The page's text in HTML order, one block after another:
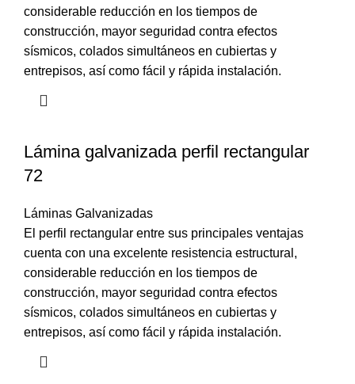
considerable reducción en los tiempos de
construcción, mayor seguridad contra efectos
sísmicos, colados simultáneos en cubiertas y
entrepisos, así como fácil y rápida instalación.
Lámina galvanizada perfil rectangular
72
Láminas Galvanizadas
El perfil rectangular entre sus principales ventajas
cuenta con una excelente resistencia estructural,
considerable reducción en los tiempos de
construcción, mayor seguridad contra efectos
sísmicos, colados simultáneos en cubiertas y
entrepisos, así como fácil y rápida instalación.